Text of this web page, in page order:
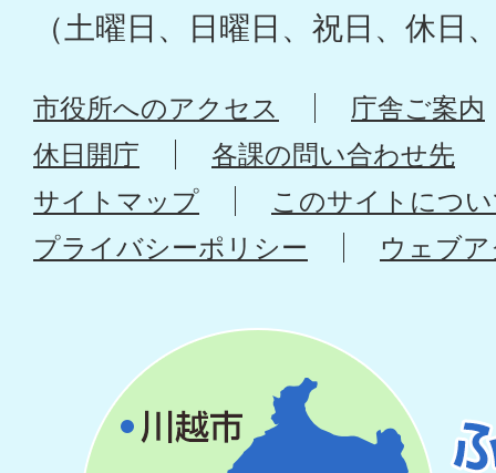
（土曜日、日曜日、祝日、休日
市役所へのアクセス
庁舎ご案内
休日開庁
各課の問い合わせ先
サイトマップ
このサイトにつ
プライバシーポリシー
ウェブ